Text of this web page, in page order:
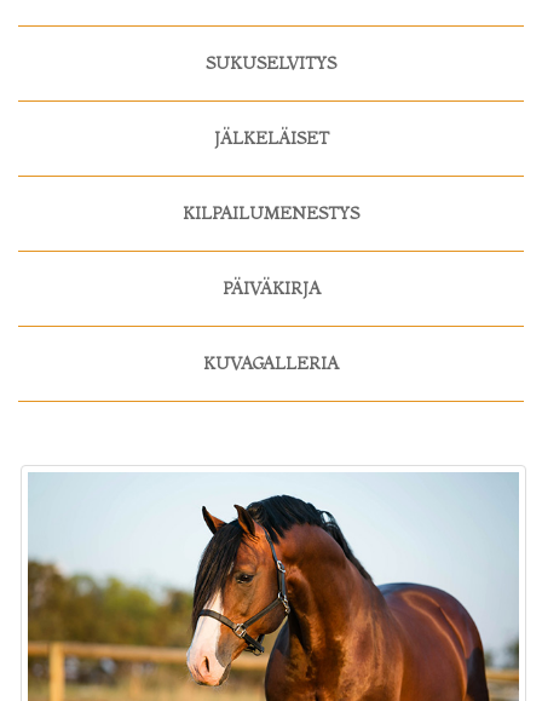
SUKUSELVITYS
JÄLKELÄISET
KILPAILUMENESTYS
PÄIVÄKIRJA
KUVAGALLERIA